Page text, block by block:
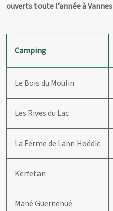
ouverts toute l’année à Vannes
Camping
Le Bois du Moulin
Les Rives du Lac
La Ferme de Lann Hoëdic
Kerfetan
Mané Guernehué